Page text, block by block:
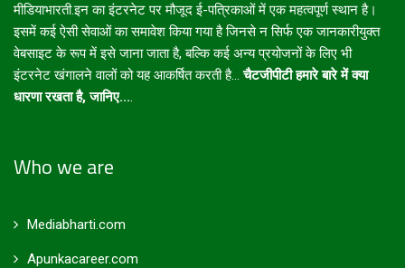
मीडियाभारती.इन का इंटरनेट पर मौजूद ई-पत्रिकाओं में एक महत्वपूर्ण स्थान है।
इसमें कई ऐसी सेवाओं का समावेश किया गया है जिनसे न सिर्फ एक जानकारीयुक्त
वेबसाइट के रूप में इसे जाना जाता है, बल्कि कई अन्य प्रयोजनों के लिए भी
इंटरनेट खंगालने वालों को यह आकर्षित करती है... चैटजीपीटी हमारे बारे में क्या
धारणा रखता है, जानिए....
Who we are
Mediabharti.com
Apunkacareer.com